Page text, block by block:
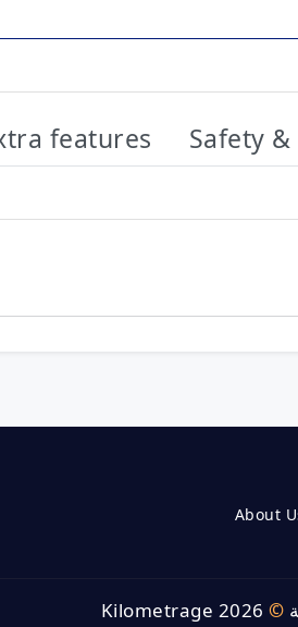
Safety
features
About
©
Kilometrage 2026